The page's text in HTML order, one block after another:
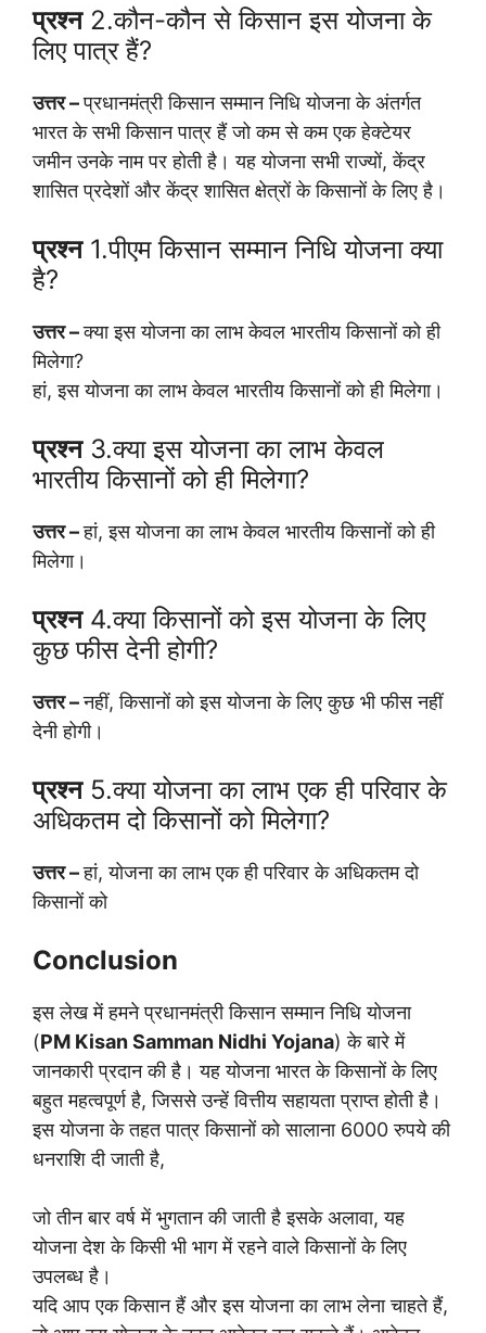
प्रश्न2.कौन-कौन से किसान इस योजना के
लिए पात्र हैं?
उत्तर –प्रधानमंत्री किसान सम्मान निधि योजना के अंतर्गत
भारत के सभी किसान पात्र हैं जो कम से कम एक हेक्टेयर
जमीन उनके नाम पर होती है। यह योजना सभी राज्यों, केंद्र
शासित प्रदेशों और केंद्र शासित क्षेत्रों के किसानों के लिए है।
प्रश्न1.पीएम किसान सम्मान निधि योजना क्या
है?
उत्तर –क्या इस योजना का लाभ केवल भारतीय किसानों को ही
मिलेगा?
हां, इस योजना का लाभ केवल भारतीय किसानों को ही मिलेगा।
प्रश्न3.क्या इस योजना का लाभ केवल
भारतीय किसानों को ही मिलेगा?
उत्तर –हां, इस योजना का लाभ केवल भारतीय किसानों को ही
मिलेगा।
प्रश्न4.क्या किसानों को इस योजना के लिए
कुछ फीस देनी होगी?
उत्तर –नहीं, किसानों को इस योजना के लिए कुछ भी फीस नहीं
देनी होगी।
प्रश्न5.क्या योजना का लाभ एक ही परिवार के
अधिकतम दो किसानों को मिलेगा?
उत्तर –हां, योजना का लाभ एक ही परिवार के अधिकतम दो
किसानों को
Conclusion
इस लेख में हमने प्रधानमंत्री किसान सम्मान निधि योजना
(PM Kisan Samman Nidhi Yojana) के बारे में
जानकारी प्रदान की है। यह योजना भारत के किसानों के लिए
बहुत महत्वपूर्ण है, जिससे उन्हें वित्तीय सहायता प्राप्त होती है।
इस योजना के तहत पात्र किसानों को सालाना 6000 रुपये की
धनराशि दी जाती है,
जो तीन बार वर्ष में भुगतान की जाती है इसके अलावा, यह
योजना देश के किसी भी भाग में रहने वाले किसानों के लिए
उपलब्ध है।
यदि आप एक किसान हैं और इस योजना का लाभ लेना चाहते हैं,